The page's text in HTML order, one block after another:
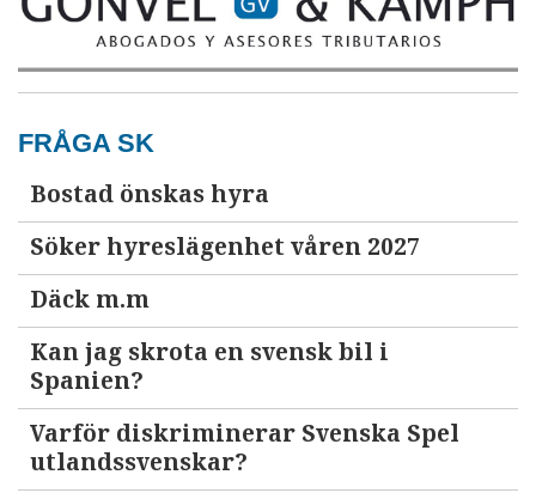
FRÅGA SK
Bostad önskas hyra
Söker hyreslägenhet våren 2027
Däck m.m
Kan jag skrota en svensk bil i
Spanien?
Varför diskriminerar Svenska Spel
utlandssvenskar?